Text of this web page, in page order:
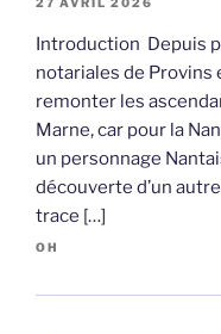
Introduction Depuis
notariales de Provins
remonter les
Marne, car pour la
un personnage
découverte d’un
trace […]
OH